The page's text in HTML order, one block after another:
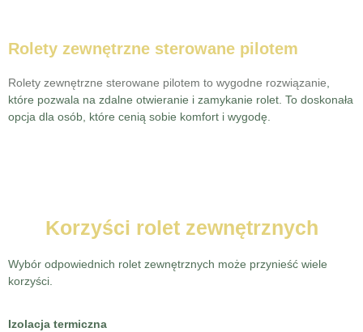
Rolety zewnętrzne sterowane pilotem
Rolety zewnętrzne sterowane pilotem to wygodne rozwiązanie,
które pozwala na zdalne otwieranie i zamykanie rolet. To doskonała
opcja dla osób, które cenią sobie komfort i wygodę.
Korzyści rolet zewnętrznych
Wybór odpowiednich rolet zewnętrznych może przynieść wiele
korzyści.
Izolacja termiczna